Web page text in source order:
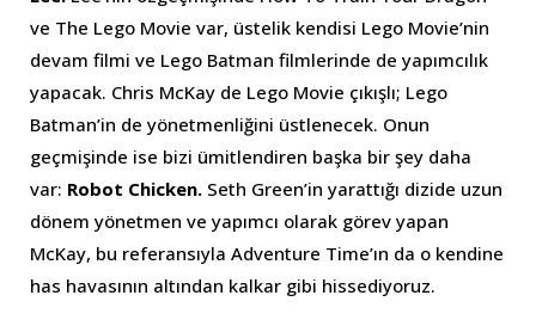
ve The Lego Movie var, üstelik kendisi Lego Movie’nin
devam filmi ve Lego Batman filmlerinde de yapımcılık
yapacak. Chris McKay de Lego Movie çıkışlı; Lego
Batman’in de yönetmenliğini üstlenecek. Onun
geçmişinde ise bizi ümitlendiren başka bir şey daha
var: Robot Chicken. Seth Green’in yarattığı dizide uzun
dönem yönetmen ve yapımcı olarak görev yapan
McKay, bu referansıyla Adventure Time’ın da o kendine
has havasının altından kalkar gibi hissediyoruz.